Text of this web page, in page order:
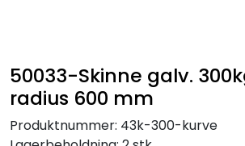
50033-Skinne galv.
radius 600 mm
Produktnummer: 43k-300-kurve